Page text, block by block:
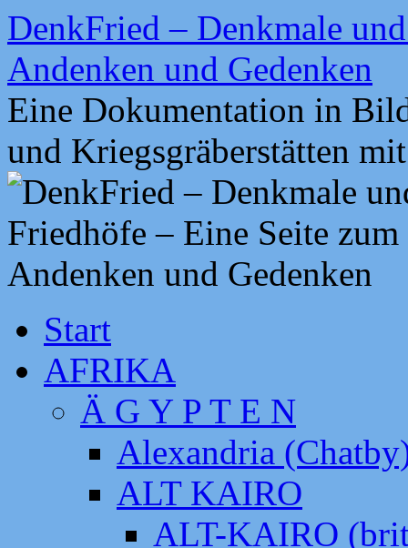
Zum
Inhalt
springen
DenkFried – Denkmale
Andenken und Gedenken
Eine Dokumentation in
und Kriegsgräberstätten
Start
AFRIKA
Ä G Y P T E N
Alexandria
ALT KAIRO
ALT-KAIRO